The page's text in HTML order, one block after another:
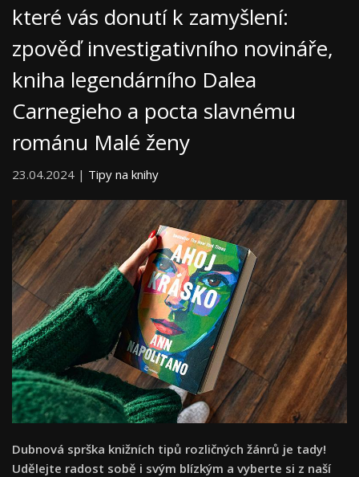
které vás donutí k zamyšlení:
zpověď investigativního novináře,
kniha legendárního Dalea
Carnegieho a pocta slavnému
románu Malé ženy
23.04.2024 | Tipy na knihy
Dubnová sprška knižních tipů rozličných žánrů je tady!
Udělejte radost sobě i svým blízkým a vyberte si z naší